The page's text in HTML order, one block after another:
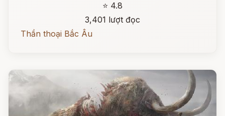
⭐ 4.8
3,401 lượt đọc
Thần thoại Bắc Âu